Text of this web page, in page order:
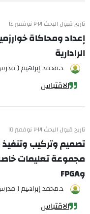
تاريخ قبول البحث ٢٠٢١ نوفمبر ١٤
إعداد ومحاكاة
الرادارية
د.محمد إبراهيم (
الاقتباس
تاريخ قبول البحث ٢٠٢١ نوفمبر ١٥
وFPGA
د.محمد إبراهيم (
الاقتباس